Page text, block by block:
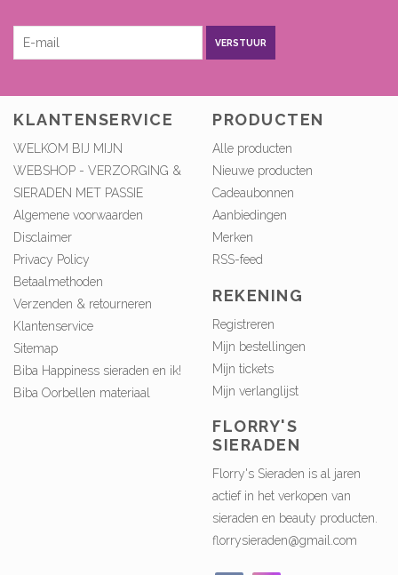
VERSTUUR
KLANTENSERVICE
WELKOM BIJ MIJN
WEBSHOP - VERZORGING &
SIERADEN MET PASSIE
Algemene voorwaarden
Disclaimer
Privacy Policy
Betaalmethoden
Verzenden & retourneren
Klantenservice
Sitemap
Biba Happiness sieraden en ik!
Biba Oorbellen materiaal
PRODUCTEN
Alle producten
Nieuwe producten
Cadeaubonnen
Aanbiedingen
Merken
RSS-feed
REKENING
Registreren
Mijn bestellingen
Mijn tickets
Mijn verlanglijst
FLORRY'S
SIERADEN
Florry's Sieraden is al jaren
actief in het verkopen van
sieraden en beauty producten.
florrysieraden@gmail.com